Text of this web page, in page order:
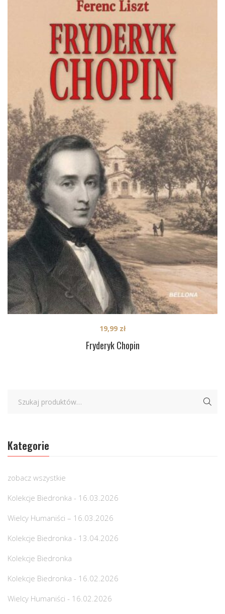
Fryderyk Chopin
19,99 zł
Kategorie
zobacz wszystkie
Kolekcje Biedronka - 16.03.2026
Wielcy Humaniści – 16.03.2026
Kolekcje Biedronka - 13.04.2026
Kolekcje Biedronka
Kolekcje Biedronka - 16.02.2026
Wielcy Humaniści - 16.02.2026